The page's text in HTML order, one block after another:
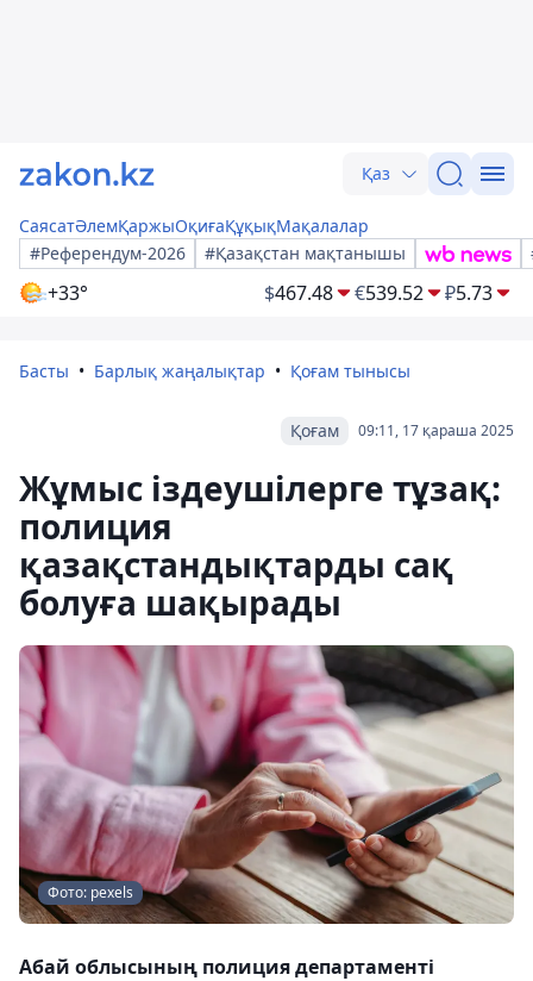
Қаз
СаясатӘлемҚаржыОқиғаҚұқықМақалалар
#Референдум-2026
#Қазақстан мақтанышы
+33° $467.48 €539.52 ₽5.73
Басты Барлық жаңалықтар Қоғам тынысы
09:11, 17 қараша 2025
Қоғам
Жұмыс іздеушілерге тұзақ:
полиция
қазақстандықтарды сақ
болуға шақырады
Фото: pexels
Абай облысының полиция департаменті